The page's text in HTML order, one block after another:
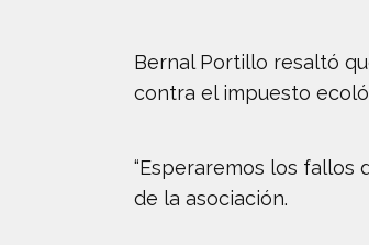
Bernal Portillo resaltó
contra el impuesto
“Esperaremos los fallos
de la asociación.